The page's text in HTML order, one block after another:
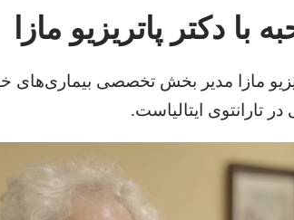
با دکتر پاتریزیو مازا
مازا مدیر بخش تخصصی بیماری‌های
تارانتوی ایتالیاست.‏